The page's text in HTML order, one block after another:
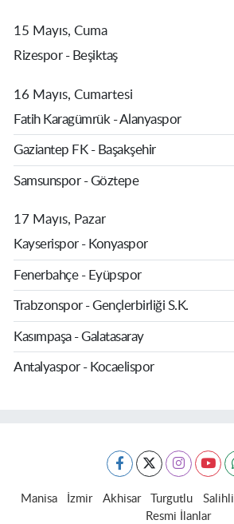
15 Mayıs, Cuma
Rizespor - Beşiktaş
16 Mayıs, Cumartesi
Fatih Karagümrük - Alanyaspor
Gaziantep FK - Başakşehir
Samsunspor - Göztepe
17 Mayıs, Pazar
Kayserispor - Konyaspor
Fenerbahçe - Eyüpspor
Trabzonspor - Gençlerbirliği S.K.
Kasımpaşa - Galatasaray
Antalyaspor - Kocaelispor
Manisa İzmir Akhisar Turgutlu Salihli
Resmi İlanlar